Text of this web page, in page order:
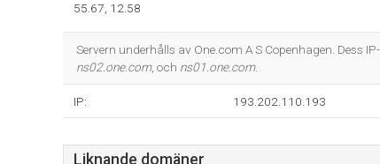
55.67, 12.58
Servern underhålls av One.com A S Copenhagen. Dess
ns02.one.com, och ns01.one.com.
IP: 193.202.110.193
Liknande domäner